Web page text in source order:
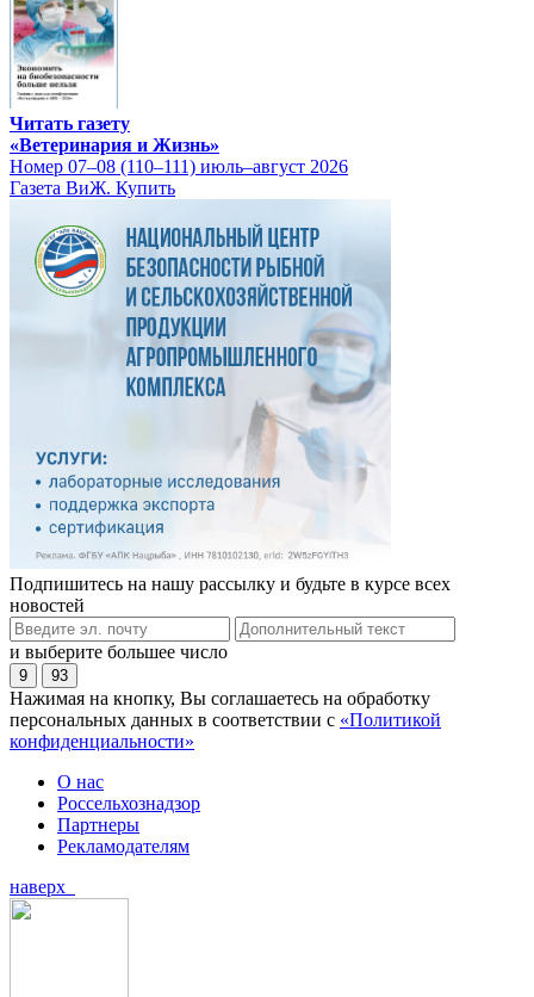
Читать газету
«Ветеринария и Жизнь»
Номер 07–08 (110–111) июль–август 2026
Газета ВиЖ. Купить
Подпишитесь на нашу рассылку и будьте в курсе всех
новостей
и выберите большее число
9 93
Нажимая на кнопку, Вы соглашаетесь на обработку
персональных данных в соответствии с «Политикой
конфиденциальности»
О нас
Россельхознадзор
Партнеры
Рекламодателям
наверх